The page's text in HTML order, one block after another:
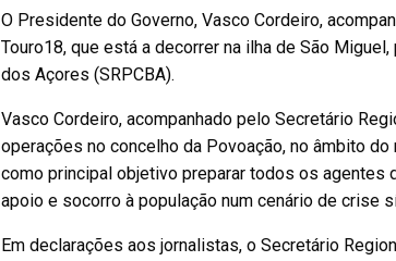
O Presidente do Governo, Vasco Cordeiro,
Touro18, que está a decorrer na ilha de São
dos Açores (SRPCBA).
Vasco Cordeiro, acompanhado pelo Secretário
operações no concelho da Povoação, no âmbito
como principal objetivo preparar todos os agentes
apoio e socorro à população num cenário de crise
Em declarações aos jornalistas, o Secretário